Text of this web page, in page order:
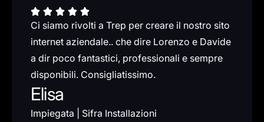
Ci siamo rivolti a Trep per creare il nostro sito
internet aziendale.. che dire Lorenzo e Davide
a dir poco fantastici, professionali e sempre
disponibili. Consigliatissimo.
Elisa
Impiegata | Sifra Installazioni